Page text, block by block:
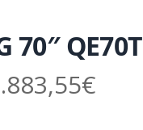
70″ QE70T
€